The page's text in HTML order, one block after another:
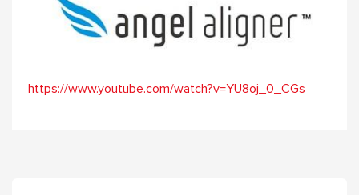
https://www.youtube.com/watch?v=YU8oj_0_CGs